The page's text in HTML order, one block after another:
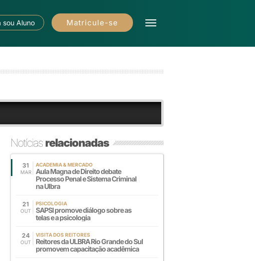
sou Aluno Matricule-se
Notíciasrelacionadas
31
MAR
ACADEMIA & MERCADO
Aula Magna de Direito debate
Processo Penal e Sistema Criminal
na Ulbra
21
OUT
PSICOLOGIA
SAPSI promove diálogo sobre as
telas e a psicologia
24
OUT
VISITA DOS REITORES
Reitores da ULBRA Rio Grande do Sul
promovem capacitação acadêmica